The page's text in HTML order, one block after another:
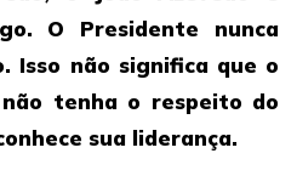
O Presidente nunca
Isso não significa que o
tenha o respeito do
sua liderança.